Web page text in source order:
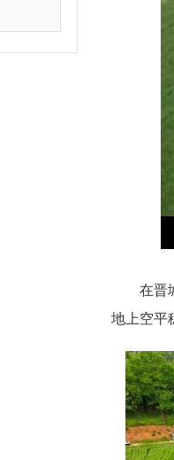
在晋城
地上空平